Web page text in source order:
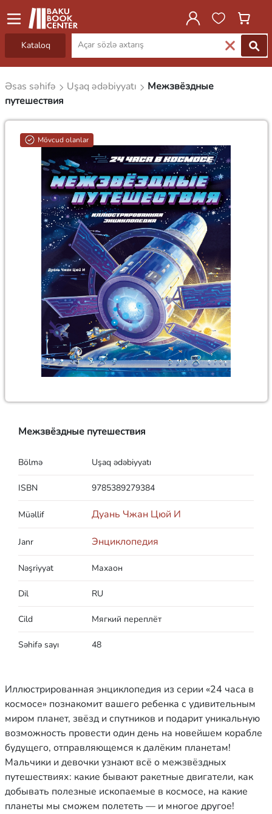
Kataloq
Əsas səhifə Uşaq ədəbiyyatı
Межзвёздные
путешествия
Mövcud olanlar
Межзвёздные путешествия
Bölmə Uşaq ədəbiyyatı
ISBN 9785389279384
Müəllif Дуань Чжан Цюй И
Janr Энциклопедия
Nəşriyyat Махаон
Dil RU
Cild Мягкий переплёт
Səhifə sayı 48
Иллюстрированная энциклопедия из серии «24 часа в
космосе» познакомит вашего ребенка с удивительным
миром планет, звёзд и спутников и подарит уникальную
возможность провести один день на новейшем корабле
будущего, отправляющемся к далёким планетам!
Мальчики и девочки узнают всё о межзвёздных
путешествиях: какие бывают ракетные двигатели, как
добывать полезные ископаемые в космосе, на какие
планеты мы сможем полететь — и многое другое!